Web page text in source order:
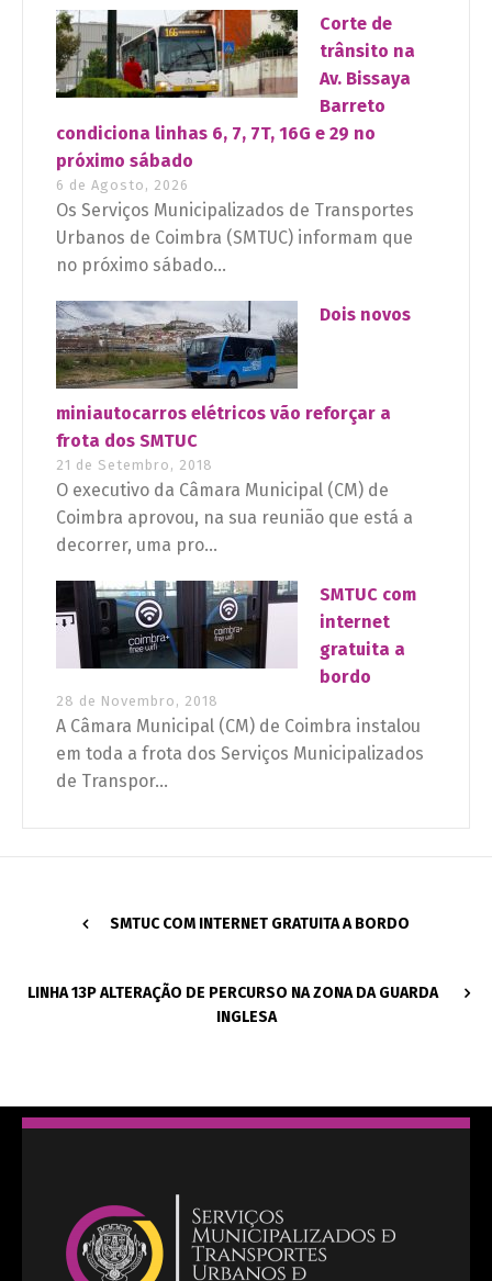
Corte de
trânsito na
Av. Bissaya
Barreto
condiciona linhas 6, 7, 7T, 16G e 29 no
próximo sábado
6 de Agosto, 2026
Os Serviços Municipalizados de Transportes
Urbanos de Coimbra (SMTUC) informam que
no próximo sábado...
Dois novos
miniautocarros elétricos vão reforçar a
frota dos SMTUC
21 de Setembro, 2018
O executivo da Câmara Municipal (CM) de
Coimbra aprovou, na sua reunião que está a
decorrer, uma pro...
SMTUC com
internet
gratuita a
bordo
28 de Novembro, 2018
A Câmara Municipal (CM) de Coimbra instalou
em toda a frota dos Serviços Municipalizados
de Transpor...
SMTUC COM INTERNET GRATUITA A BORDO
LINHA 13P ALTERAÇÃO DE PERCURSO NA ZONA DA GUARDA
INGLESA